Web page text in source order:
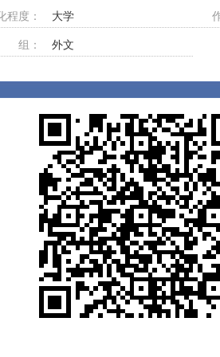
程度： 大学
组： 外文